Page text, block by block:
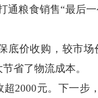
通粮食销售“最后
底价收购，较市场
省了物流成本。
超2000元。下一步